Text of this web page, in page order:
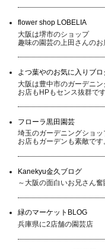
flower shop LOBELIA
大阪は堺市のショップ
趣味の園芸の上田さんのお
よつ葉やのお気に入りブロ
大阪は豊中市のガーデニ
お店もHPもセンス抜群です
フローラ黒田園芸
埼玉のガーデニングショッ
お店もガーデンも素敵です
Kanekyu金久ブログ
～大阪の面白いお兄さん奮
緑のマーケットBLOG
兵庫県に2店舗の園芸店